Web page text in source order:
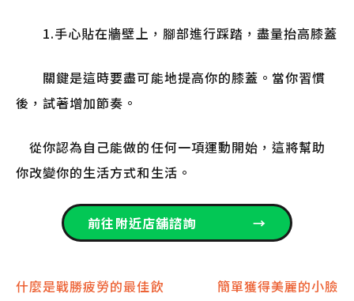
1.手心貼在牆壁上，腳部進行踩踏，盡量抬高膝蓋
關鍵是這時要盡可能地提高你的膝蓋。當你習慣
後，試著增加節奏。
從你認為自己能做的任何一項運動開始，這將幫助
你改變你的生活方式和生活。
前往附近店舖諮詢 →
文
什麼是戰勝疲勞的最佳飲
簡單獲得美麗的小臉